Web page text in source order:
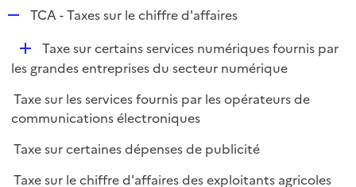
p
l
e
r
TCA - Taxes sur le chiffre d'affaires
D
é
l
i
e
Taxe sur certains services numériques fournis par
les grandes entreprises du secteur numérique
Taxe sur les services fournis par les opérateurs de
communications électroniques
Taxe sur certaines dépenses de publicité
Taxe sur le chiffre d'affaires des exploitants agricoles